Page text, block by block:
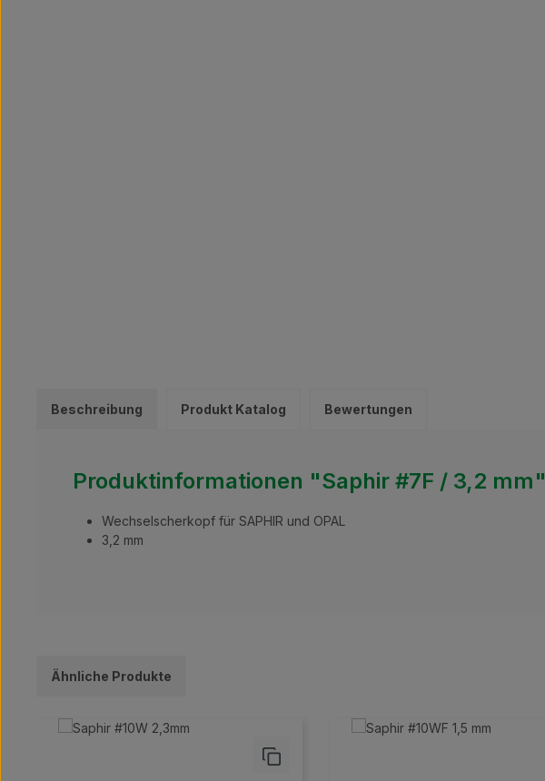
Beschreibung Produkt Katalog Bewertungen
Produktinformationen "Saphir #7F / 3,2 mm"
Wechselscherkopf für SAPHIR und OPAL
3,2 mm
Ähnliche Produkte